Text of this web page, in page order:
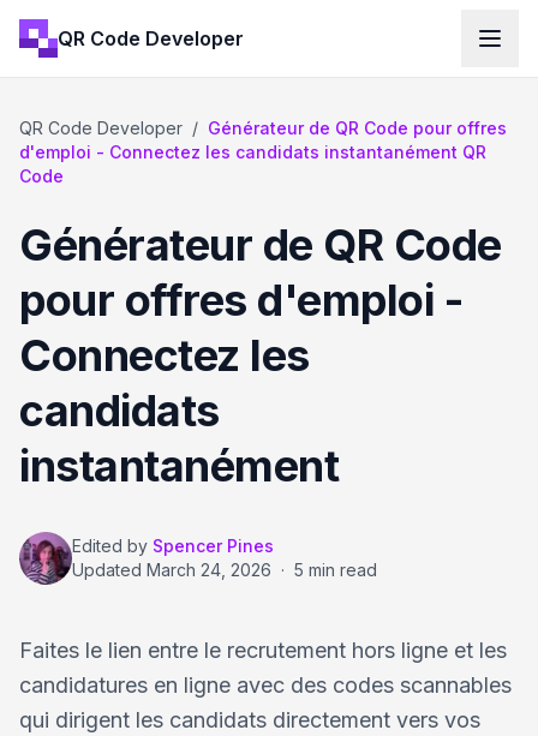
QR Code Developer
QR Code Developer / Générateur de QR Code pour offres
d'emploi - Connectez les candidats instantanément QR
Code
Générateur de QR Code
pour offres d'emploi -
Connectez les
candidats
instantanément
Edited by Spencer Pines
Updated March 24, 2026 · 5 min read
Faites le lien entre le recrutement hors ligne et les
candidatures en ligne avec des codes scannables
qui dirigent les candidats directement vers vos